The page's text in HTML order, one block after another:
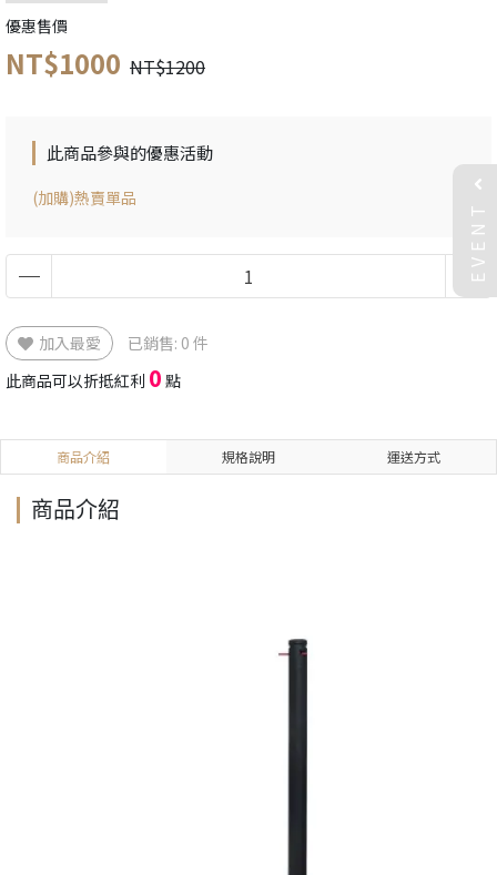
優惠售價
NT$1000 NT$1200
此商品參與的優惠活動
(加購)熱賣單品
加入最愛
已銷售: 0 件
此商品可以折抵紅利 0 點
商品介紹 規格說明 運送方式
商品介紹
EVENT